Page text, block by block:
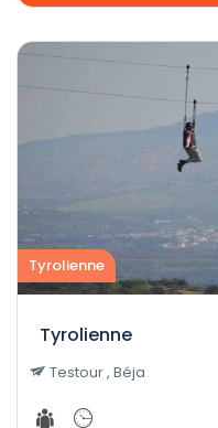
Tyrolienne
Tyrolienne
Testour , Béja